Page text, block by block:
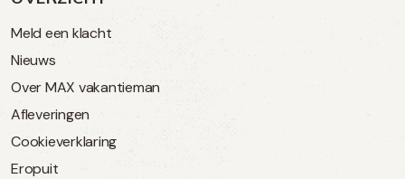
Meld een klacht
Nieuws
Over MAX vakantieman
Afleveringen
Cookieverklaring
Eropuit